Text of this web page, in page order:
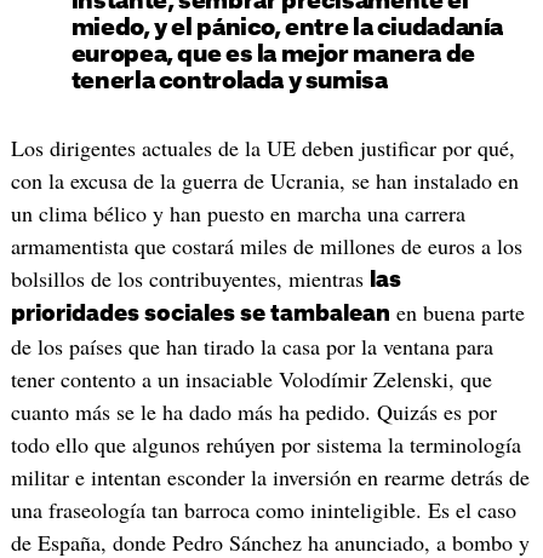
miedo, y el pánico, entre la ciudadanía
europea, que es la mejor manera de
tenerla controlada y sumisa
Los dirigentes actuales de la UE deben justificar por qué,
con la excusa de la guerra de Ucrania, se han instalado en
un clima bélico y han puesto en marcha una carrera
armamentista que costará miles de millones de euros a los
bolsillos de los contribuyentes, mientras las
prioridades sociales se tambalean en buena parte
de los países que han tirado la casa por la ventana para
tener contento a un insaciable Volodímir Zelenski, que
cuanto más se le ha dado más ha pedido. Quizás es por
todo ello que algunos rehúyen por sistema la terminología
militar e intentan esconder la inversión en rearme detrás de
una fraseología tan barroca como ininteligible. Es el caso
de España, donde Pedro Sánchez ha anunciado, a bombo y